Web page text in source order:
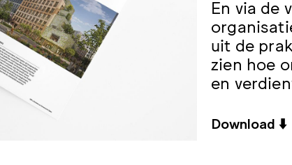
En via de
uit de
zien hoe
en
Download ⬇️